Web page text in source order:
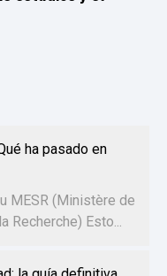
ha pasado en
MESR (Ministère de
Recherche) Esto...